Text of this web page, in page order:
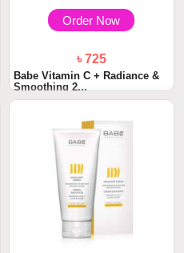
Order Now
৳ 725
Babe Vitamin C + Radiance &
Smoothing 2...